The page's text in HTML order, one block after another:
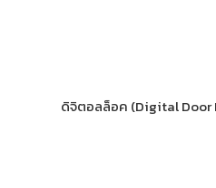
ดิจิตอลล็อค (Digital Door